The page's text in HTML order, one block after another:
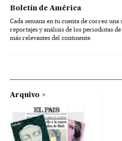
Boletín de América
Cada semana en tu cuenta de correo
reportajes y análisis de los periodistas
más relevantes del continente.
Arquivo